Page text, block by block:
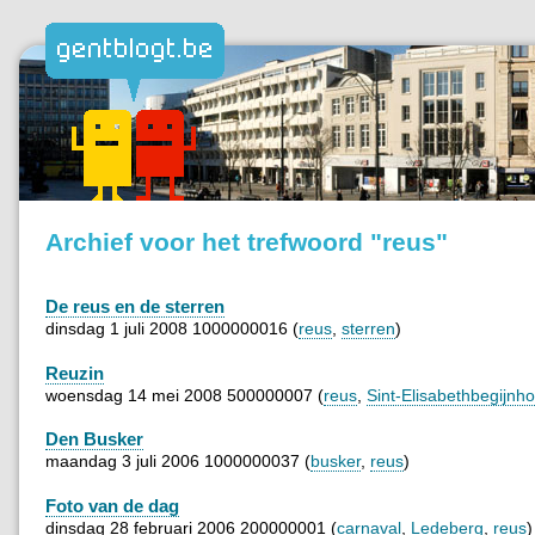
Archief voor het trefwoord "reus"
De reus en de sterren
dinsdag 1 juli 2008 1000000016 (reus sterren)
Reuzin
woensdag 14 mei 2008 500000007 (reus Sint-
Den Busker
maandag 3 juli 2006 1000000037 (busker, reus)
Foto van de dag
dinsdag 28 februari 2006 200000001 (carnaval Ledeberg reus)